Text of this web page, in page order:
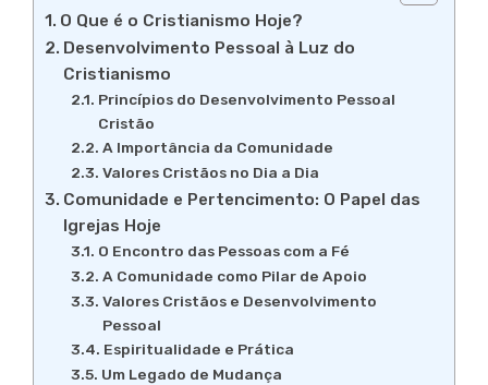
O Que é o Cristianismo Hoje?
Desenvolvimento Pessoal à Luz do
Cristianismo
Princípios do Desenvolvimento Pessoal
Cristão
A Importância da Comunidade
Valores Cristãos no Dia a Dia
Comunidade e Pertencimento: O Papel das
Igrejas Hoje
O Encontro das Pessoas com a Fé
A Comunidade como Pilar de Apoio
Valores Cristãos e Desenvolvimento
Pessoal
Espiritualidade e Prática
Um Legado de Mudança